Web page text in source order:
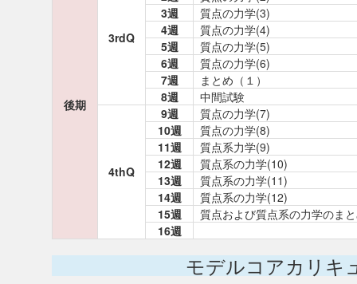
後期
3rdQ
3週
質点の力学(3)
4週
質点の力学(4)
5週
質点の力学(5)
6週
質点の力学(6)
7週
まとめ（１）
8週
中間試験
4thQ
9週
質点の力学(7)
10週
質点の力学(8)
11週
質点系力学(9)
12週
質点系の力学(10)
13週
質点系の力学(11)
14週
質点系の力学(12)
15週
質点および質点系の力学のま
16週
モデルコアカリキ